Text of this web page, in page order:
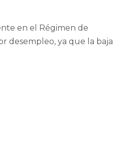
en el Régimen de
desempleo, ya que la baja